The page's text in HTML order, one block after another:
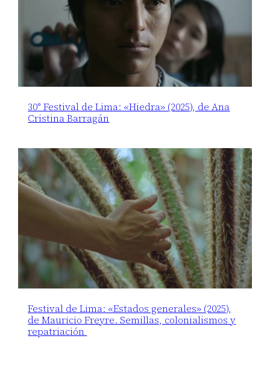
30° Festival de Lima: «Hiedra» (2025), de Ana
Cristina Barragán
Festival de Lima: «Estados generales» (2025),
de Mauricio Freyre. Semillas, colonialismos y
repatriación